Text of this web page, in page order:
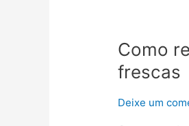
Como
frescas
Deixe um
perdas
no
verão
usando